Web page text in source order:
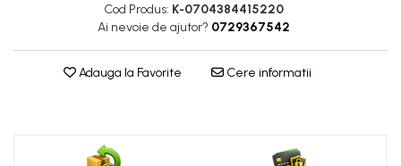
Cod Produs: K-0704384415220
Ai nevoie de ajutor? 0729367542
Adauga la Favorite Cere informatii